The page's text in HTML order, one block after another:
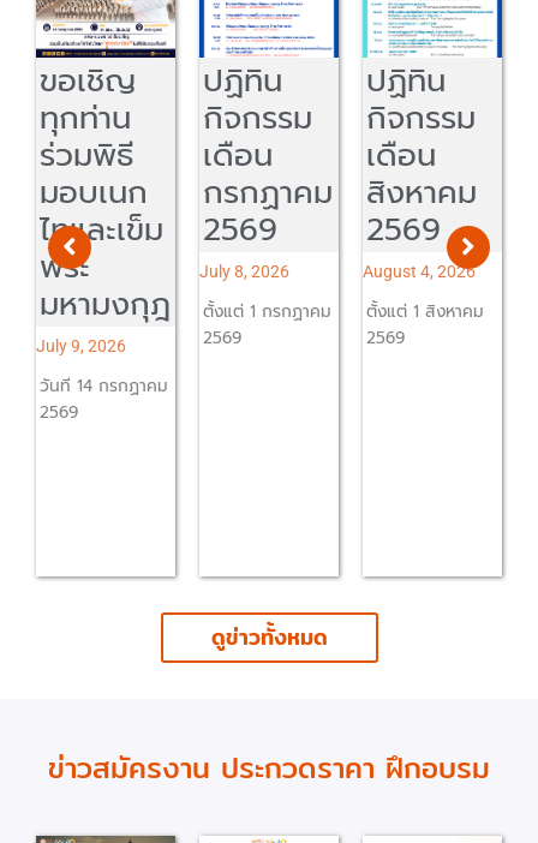
ปฏิทิน
กิจกรรม
เดือน
กรกฏาคม
2569
July 8, 2026
ตั้งแต่ 1 กรกฏาคม
2569
ปฏิทิน
กิจกรรม
เดือน
สิงหาคม
2569
August 4, 2026
ตั้งแต่ 1 สิงหาคม
2569
ผู้สำเร็จ
การศึกษา
ปีการ
ศึกษา
2567
ย้ายข้อมูล
ก่อนระบบ
ลบถาวร
ดูข่าวทั้งหมด
ข่าวสมัครงาน ประกวดราคา ฝึกอบรม